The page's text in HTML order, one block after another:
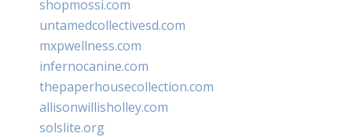
shopmossi.com
untamedcollectivesd.com
mxpwellness.com
infernocanine.com
thepaperhousecollection.com
allisonwillisholley.com
solslite.org